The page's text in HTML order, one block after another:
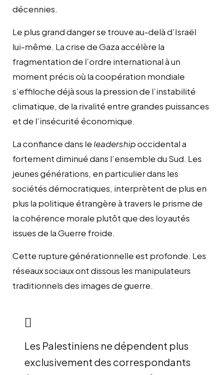
décennies.
Le plus grand danger se trouve au-delà d’Israël
lui-même. La crise de Gaza accélère la
fragmentation de l’ordre international à un
moment précis où la coopération mondiale
s’effiloche déjà sous la pression de l’instabilité
climatique, de la rivalité entre grandes puissances
et de l’insécurité économique.
La confiance dans le leadershipoccidental a
fortement diminué dans l’ensemble du Sud. Les
jeunes générations, en particulier dans les
sociétés démocratiques, interprètent de plus en
plus la politique étrangère à travers le prisme de
la cohérence morale plutôt que des loyautés
issues de la Guerre froide.
Cette rupture générationnelle est profonde. Les
réseaux sociaux ont dissous les manipulateurs
traditionnels des images de guerre.
Les Palestiniens ne dépendent plus
exclusivement des correspondants